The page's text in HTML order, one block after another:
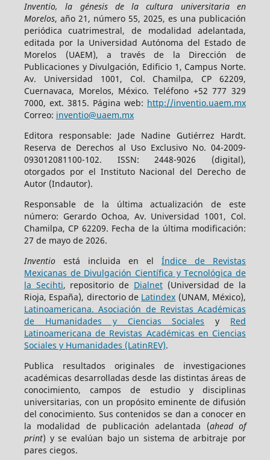
Inventio, la génesis de la cultura universitaria en
Morelos, año 21, número 55, 2025, es una publicación
periódica cuatrimestral, de modalidad adelantada,
editada por la Universidad Autónoma del Estado de
Morelos (UAEM), a través de la Dirección de
Publicaciones y Divulgación, Edificio 1, Campus Norte.
Av. Universidad 1001, Col. Chamilpa, CP 62209,
Cuernavaca, Morelos, México. Teléfono +52 777 329
7000, ext. 3815. Página web: http://inventio.uaem.mx
Correo: inventio@uaem.mx
Editora responsable: Jade Nadine Gutiérrez Hardt.
Reserva de Derechos al Uso Exclusivo No. 04-2009-
093012081100-102. ISSN: 2448-9026 (digital),
otorgados por el Instituto Nacional del Derecho de
Autor (Indautor).
Responsable de la última actualización de este
número: Gerardo Ochoa, Av. Universidad 1001, Col.
Chamilpa, CP 62209. Fecha de la última modificación:
27 de mayo de 2026.
Inventioestá incluida en elÍndice de Revistas
Mexicanas de Divulgación Científica y Tecnológica de
la Secihti, repositorio de Dialnet(Universidad de la
Rioja, España), directorio de Latindex (UNAM, México),
Latinoamericana. Asociación de Revistas Académicas
de Humanidades y Ciencias Sociales y Red
Latinoamericana de Revistas Académicas en Ciencias
Sociales y Humanidades (LatinREV).
Publica resultados originales de investigaciones
académicas desarrolladas desde las distintas áreas de
conocimiento, campos de estudio y disciplinas
universitarias, con un propósito eminente de difusión
del conocimiento. Sus contenidos se dan a conocer en
la modalidad de publicación adelantada (ahead of
print) y se evalúan bajo un sistema de arbitraje por
pares ciegos.